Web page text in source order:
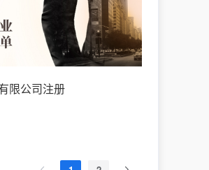
限公司注册